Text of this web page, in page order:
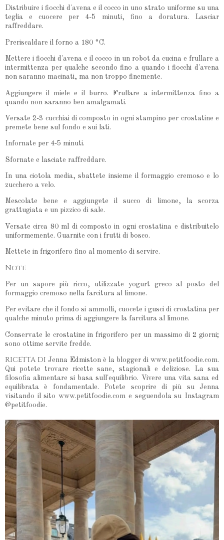
Distribuire i fiocchi d'avena e il cocco in uno strato uniforme su una
teglia e cuocere per 4-5 minuti, fino a doratura. Lasciar
raffreddare.
Preriscaldare il forno a 180 °C.
Mettere i fiocchi d'avena e il cocco in un robot da cucina e frullare a
intermittenza per qualche secondo fino a quando i fiocchi d'avena
non saranno macinati, ma non troppo finemente.
Aggiungere il miele e il burro. Frullare a intermittenza fino a
quando non saranno ben amalgamati.
Versate 2-3 cucchiai di composto in ogni stampino per crostatine e
premete bene sul fondo e sui lati.
Infornate per 4-5 minuti.
Sfornate e lasciate raffreddare.
In una ciotola media, sbattete insieme il formaggio cremoso e lo
zucchero a velo.
Mescolate bene e aggiungete il succo di limone, la scorza
grattugiata e un pizzico di sale.
Versate circa 80 ml di composto in ogni crostatina e distribuitelo
uniformemente. Guarnite con i frutti di bosco.
Mettete in frigorifero fino al momento di servire.
Note
Per un sapore più ricco, utilizzate yogurt greco al posto del
formaggio cremoso nella farcitura al limone.
Per evitare che il fondo si ammolli, cuocete i gusci di crostatina per
qualche minuto prima di aggiungere la farcitura al limone.
Conservate le crostatine in frigorifero per un massimo di 2 giorni;
sono ottime servite fredde.
RICETTA DI Jenna Edmiston è la blogger di www.petitfoodie.com.
Qui potete trovare ricette sane, stagionali e deliziose. La sua
filosofia alimentare si basa sull'equilibrio. Vivere una vita sana ed
equilibrata è fondamentale. Potete scoprire di più su Jenna
visitando il sito www.petitfoodie.com e seguendola su Instagram
@petitfoodie.